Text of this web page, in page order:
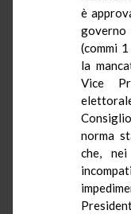
è
governo
(commi
la
Vice
norma
che,